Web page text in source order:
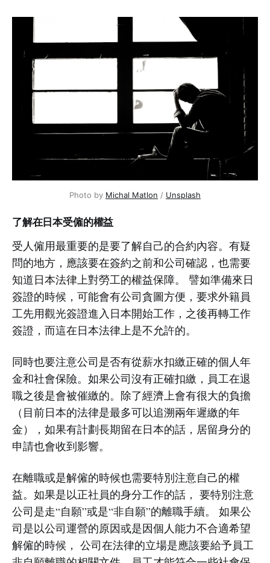
Photo by Michal Matlon / Unsplash
了解在日本受僱的權益
受人僱用最重要的是要了解自己的合約內容。有疑
問的地方，應該要在簽約之前和公司確認，也需要
知道日本法律上對勞工的權益保障。 譬如準備來日
簽證的時候，可能會有公司貪圖方便，要求外籍員
工先用觀光簽證進入日本開始工作，之後再轉工作
簽證，而這在日本法律上是不允許的。
同時也要注意公司是否有從薪水扣繳正確的個人年
金和社會保險。如果公司沒有正確扣繳，員工在退
職之後是會被催繳的。除了經濟上會有很大的負擔
（目前日本的法律是最多可以追溯兩年遲繳的年
金），如果有計劃長期留在日本的話，居留身分的
申請也會收到影響。
在離職或是解僱的時候也需要特別注意自己的權
益。如果是以正社員的身分工作的話， 要特別注意
公司是走“自願”或是“非自願”的離職手續。 如果公
司是以公司運營的原因或是因個人能力不合適希望
解僱的時候， 公司在法律的立場是應該要給予員工